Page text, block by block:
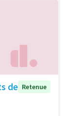
de Retenue